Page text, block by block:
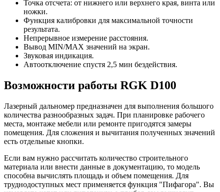
Точка отсчета: от нижнего или верхнего края, винта или
ножки.
Функция калибровки для максимальной точности
результата.
Непрерывное измерение расстояния.
Вывод MIN/MAX значений на экран.
Звуковая индикация.
Автоотключение спустя 2,5 мин бездействия.
Возможности работы RGK D100
Лазерный дальномер предназначен для выполнения большого
количества разнообразных задач. При планировке рабочего
места, монтаже мебели или ремонте пригодятся замеры
помещения. Для сложения и вычитания полученных значений
есть отдельные кнопки.
Если вам нужно рассчитать количество строительного
материала или внести данные в документацию, то модель
способна вычислять площадь и объем помещения. Для
труднодоступных мест применяется функция "Пифагора". Вы